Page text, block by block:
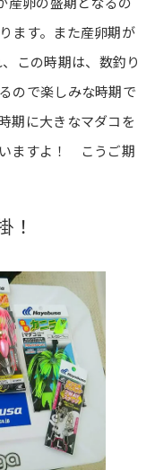
ます。また産卵期が
、この時期は、数釣り
ので楽しみな時期で
期に大きなマダコを
ますよ！ こうご期
！